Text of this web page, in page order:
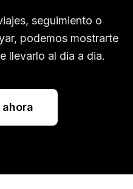
seguimiento o
, podemos mostrarte
llevarlo al dia a dia.